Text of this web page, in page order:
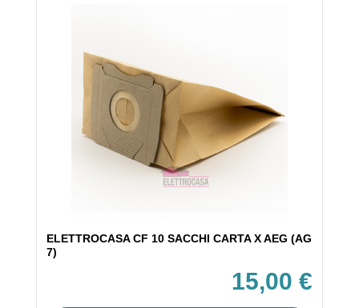
ELETTROCASA CF 10 SACCHI CARTA X AEG (AG
7)
15,00 €